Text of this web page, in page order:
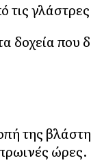
τις
δοχεία που
της
ώρες.